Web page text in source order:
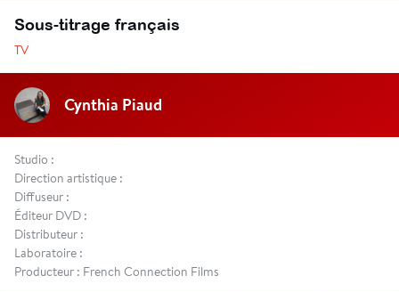
Sous-titrage français
TV
Cynthia Piaud
Studio :
Direction artistique :
Diffuseur :
Éditeur DVD :
Distributeur :
Laboratoire :
Producteur : French Connection Films